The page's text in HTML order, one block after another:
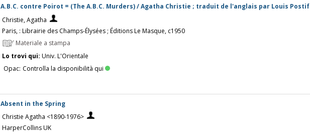
A.B.C. contre Poirot = (The A.B.C. Murders) / Agatha Christie ; traduit de l'anglais par Louis Postif
Christie, Agatha
Paris, : Librairie des Champs-Élysées ; Éditions Le Masque, c1950
Materiale a stampa
Lo trovi qui: Univ. L'Orientale
Opac: Controlla la disponibilità qui
Absent in the Spring
Christie Agatha <1890-1976>
HarperCollins UK